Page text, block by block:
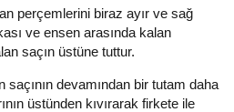
perçemlerini biraz ayır ve sağ
ve ensen arasında kalan
saçın üstüne tuttur.
saçının devamından bir tutam daha
üstünden kıvırarak firkete ile